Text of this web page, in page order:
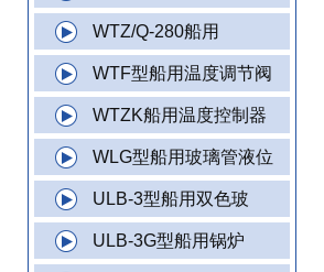
WTZ/Q-280船用
WTF型船用温度调节阀
WTZK船用温度控制器
WLG型船用玻璃管液位
ULB-3型船用双色玻
ULB-3G型船用锅炉